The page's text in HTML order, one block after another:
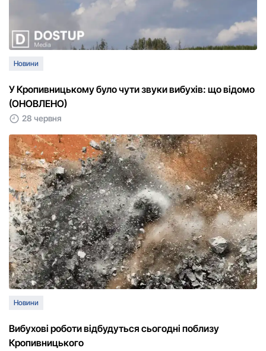
Новини
У Кропивницькому було чути звуки вибухів: що відомо
(ОНОВЛЕНО)
28 червня
Новини
Вибухові роботи відбудуться сьогодні поблизу
Кропивницького